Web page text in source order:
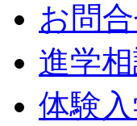
お問
進学
体験